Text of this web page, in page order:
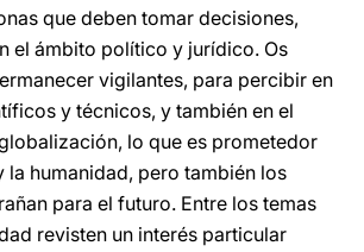
que deben tomar decisiones,
el ámbito político y jurídico. Os
vigilantes, para percibir en
y técnicos, y también en el
lo que es prometedor
la humanidad, pero también los
para el futuro. Entre los temas
revisten un interés particular